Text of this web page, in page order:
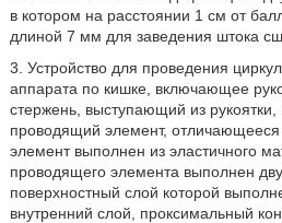
в котором на расстоянии 1 см от
длиной 7 мм для заведения штока
3. Устройство для проведения
аппарата по кишке, включающее
стержень, выступающий из
проводящий элемент,
элемент выполнен из эластичного
проводящего элемента выполнен
поверхностный слой которой
внутренний слой, проксимальный